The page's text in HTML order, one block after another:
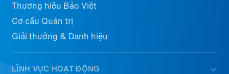
Thương hiệu Bảo Việt
Cơ cấu Quản trị
Giải thưởng & Danh hiệu
LĨNH VỰC HOẠT ĐỘNG